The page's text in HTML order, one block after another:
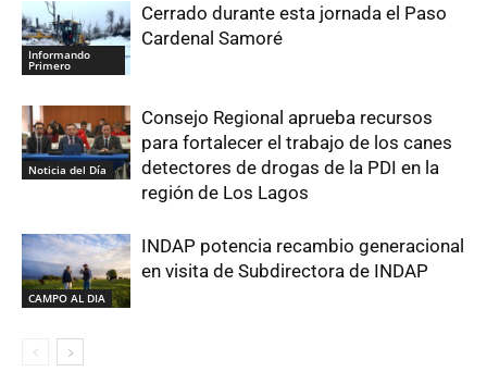
Informando
Primero
Cerrado durante esta jornada el Paso
Cardenal Samoré
Noticia del Día
Consejo Regional aprueba recursos
para fortalecer el trabajo de los canes
detectores de drogas de la PDI en la
región de Los Lagos
CAMPO AL DIA
INDAP potencia recambio generacional
en visita de Subdirectora de INDAP